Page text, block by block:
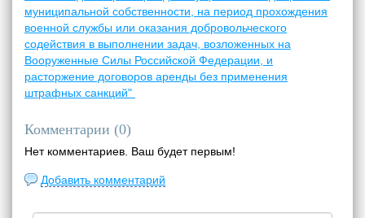
муниципальной собственности, на период прохождения
военной службы или оказания добровольческого
содействия в выполнении задач, возложенных на
Вооруженные Силы Российской Федерации, и
расторжение договоров аренды без применения
штрафных санкций"
Комментарии (0)
Нет комментариев. Ваш будет первым!
Добавить комментарий